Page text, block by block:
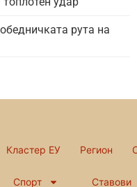
рута на
Кластер ЕУ Регион
Спорт Ставови